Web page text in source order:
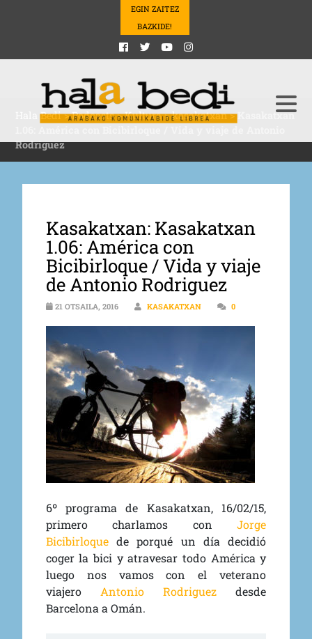
EGIN ZAITEZ
BAZKIDE!
Hala Bedi>Podcasts>Kultura>kasakatxan> Kasakatxan
Rodriguez
Kasakatxan: Kasakatxan
1.06: América con
Bicibirloque / Vida y viaje
de Antonio Rodriguez
21 OTSAILA, 2016 KASAKATXAN 0
6º programa de Kasakatxan, 16/02/15,
primero charlamos conJorge
Bicibirloquede porqué un día decidió
coger la bici y atravesar todo América y
luego nos vamos con el veterano
viajero Antonio Rodriguez desde
Barcelona a Omán.